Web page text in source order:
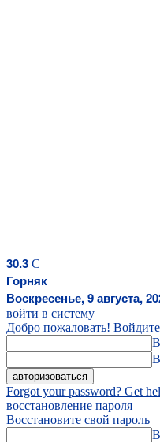
30.3 C
Горняк
Воскресенье, 9 августа,
войти в систему
Добро пожаловать!
Forgot your password? Get
восстановление пароля
Восстановите свой пароль